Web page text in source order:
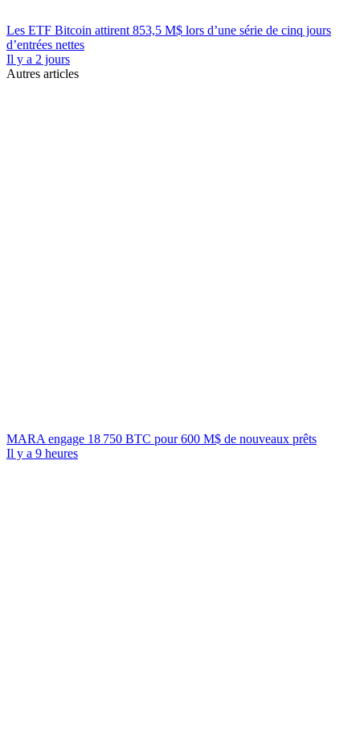
Les ETF Bitcoin attirent 853,5 M$ lors d’une série de cinq jours
d’entrées nettes
Il y a 2 jours
Autres articles
MARA engage 18 750 BTC pour 600 M$ de nouveaux prêts
Il y a 9 heures